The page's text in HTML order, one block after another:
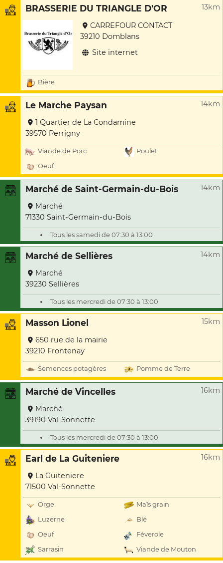
BRASSERIE DU TRIANGLE D'OR 13km
CARREFOUR CONTACT
39210 Domblans
Site internet
Bière
Le Marche Paysan 14km
1 Quartier de La Condamine
39570 Perrigny
Viande de Porc
Poulet
Oeuf
Marché de Saint-Germain-du-Bois 14km
Marché
71330 Saint-Germain-du-Bois
Tous les samedi de 07:30 à 13:00
Marché de Sellières 14km
Marché
39230 Sellières
Tous les mercredi de 07:30 à 13:00
Masson Lionel 15km
650 rue de la mairie
39210 Frontenay
Semences potagères Pomme de Terre
Marché de Vincelles 16km
Marché
39190 Val-Sonnette
Tous les mercredi de 07:30 à 13:00
Earl de La Guiteniere 16km
La Guiteniere
71500 Val-Sonnette
Orge
Maïs grain
Luzerne
Blé
Oeuf
Féverole
Sarrasin
Viande de Mouton